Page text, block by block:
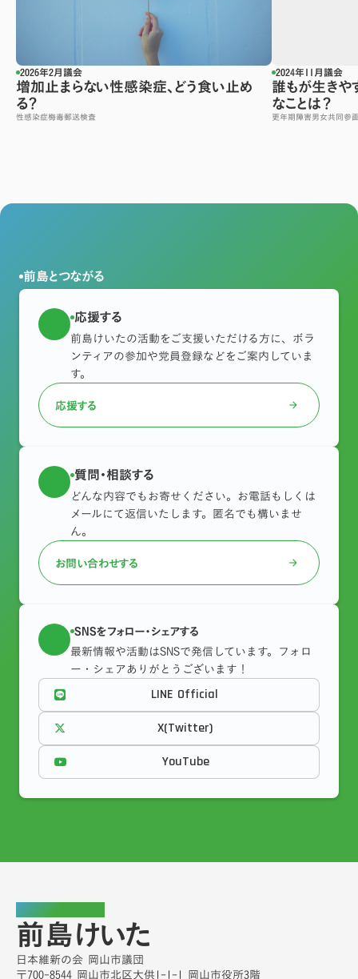
2026年2月議会
増加止まらない性感染症、どう食い止め
る？
性感染症梅毒郵送検査
2024年11月議会
誰もが生きや
なことは？
更年期障害男女共同参
前島とつながる
応援する
前島けいたの活動をご支援いただける方に、ボラ
ンティアの参加や党員登録などをご案内していま
す。
応援する
arrow_forward
質問・相談する
どんな内容でもお寄せください。お電話もしくは
メールにて返信いたします。匿名でも構いませ
ん。
お問い合わせする
arrow_forward
SNSをフォロー・シェアする
最新情報や活動はSNSで発信しています。フォロ
ー・シェアありがとうございます！
LINE Official
X(Twitter)
YouTube
岡山市議会議員
前島けいた
日本維新の会 岡山市議団
〒700-8544 岡山市北区大供1-1-1 岡山市役所3階